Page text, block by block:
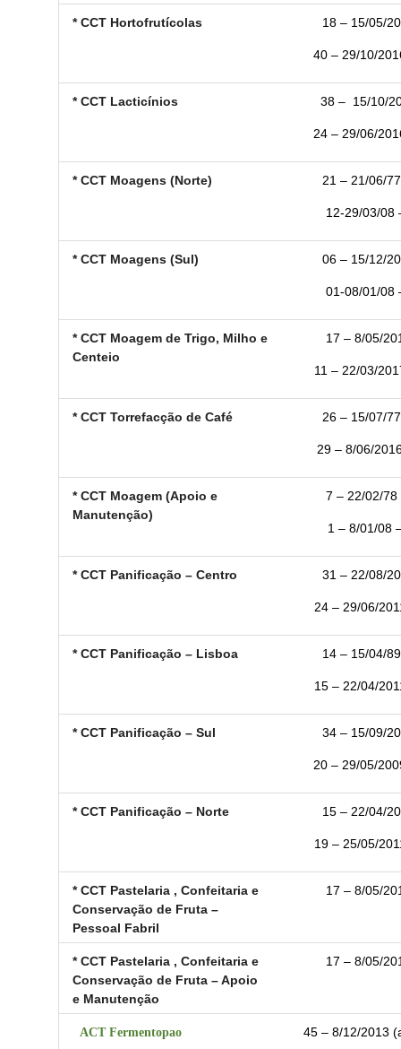
* CCT Hortofrutícolas 18 – 15/05/
40 – 29/10/
* CCT Lacticínios 38 – 15/10/
24 – 29/06/
* CCT Moagens (Norte) 21 – 21/06/
12-29/03/08
* CCT Moagens (Sul) 06 – 15/12/
01-08/01/08
* CCT Moagem de Trigo, Milho e
Centeio
17 – 8/05/
11 – 22/03/
* CCT Torrefacção de Café 26 – 15/07/
29 – 8/06/
* CCT Moagem (Apoio e
Manutenção)
7 – 22/02/78
1 – 8/01/08
* CCT Panificação – Centro 31 – 22/08/
24 – 29/06/
* CCT Panificação – Lisboa 14 – 15/04/
15 – 22/04/
* CCT Panificação – Sul 34 – 15/09/
20 – 29/05/
* CCT Panificação – Norte 15 – 22/04/
19 – 25/05/
* CCT Pastelaria , Confeitaria e
Conservação de Fruta –
Pessoal Fabril
17 – 8/05/
* CCT Pastelaria , Confeitaria e
Conservação de Fruta – Apoio
e Manutenção
17 – 8/05/
ACT Fermentopao 45 – 8/12/2013